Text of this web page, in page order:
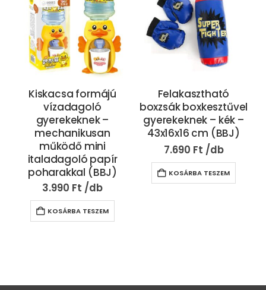
Kiskacsa formájú
vízadagoló
gyerekeknek –
mechanikusan
működő mini
italadagoló papír
poharakkal (BBJ)
3.990 Ft
KOSÁRBA TESZEM
Felakasztható
boxzsák boxkesztűvel
gyerekeknek – kék –
43x16x16 cm (BBJ)
7.690 Ft
KOSÁRBA TESZEM